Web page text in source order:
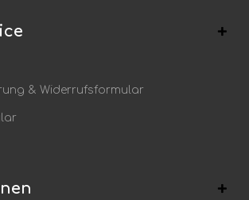
& Widerrufsformular